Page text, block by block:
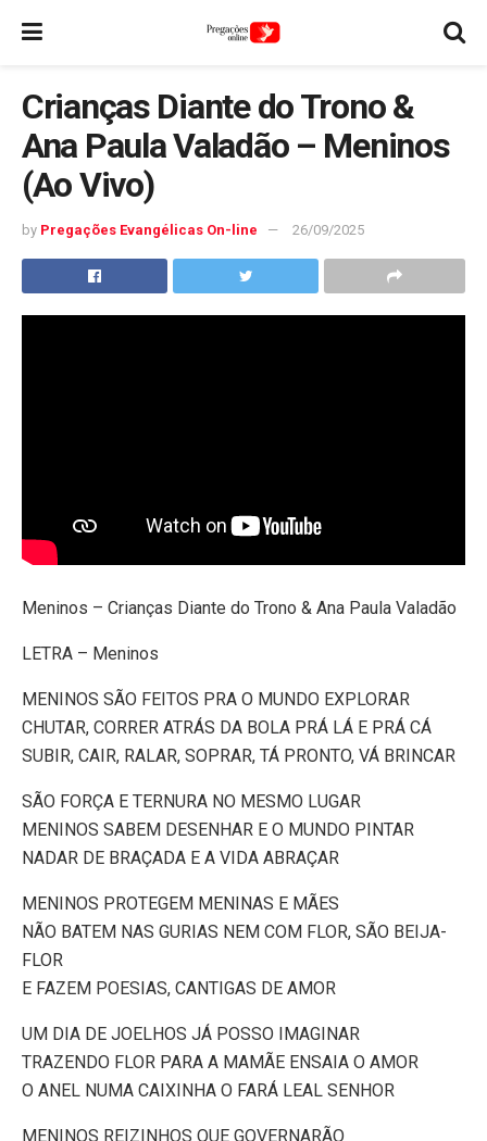
Crianças Diante do Trono &
Ana Paula Valadão – Meninos
(Ao Vivo)
by Pregações Evangélicas On-line 26/09/2025
Meninos – Crianças Diante do Trono & Ana Paula Valadão
LETRA – Meninos
MENINOS SÃO FEITOS PRA O MUNDO EXPLORAR
CHUTAR, CORRER ATRÁS DA BOLA PRÁ LÁ E PRÁ CÁ
SUBIR, CAIR, RALAR, SOPRAR, TÁ PRONTO, VÁ BRINCAR
SÃO FORÇA E TERNURA NO MESMO LUGAR
MENINOS SABEM DESENHAR E O MUNDO PINTAR
NADAR DE BRAÇADA E A VIDA ABRAÇAR
MENINOS PROTEGEM MENINAS E MÃES
NÃO BATEM NAS GURIAS NEM COM FLOR, SÃO BEIJA-
FLOR
E FAZEM POESIAS, CANTIGAS DE AMOR
UM DIA DE JOELHOS JÁ POSSO IMAGINAR
TRAZENDO FLOR PARA A MAMÃE ENSAIA O AMOR
O ANEL NUMA CAIXINHA O FARÁ LEAL SENHOR
MENINOS REIZINHOS QUE GOVERNARÃO